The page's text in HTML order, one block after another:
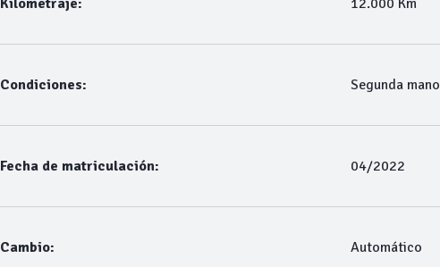
Kilometraje: 12.000 Km
Condiciones: Segunda mano
Fecha de matriculación: 04/2022
Cambio: Automático